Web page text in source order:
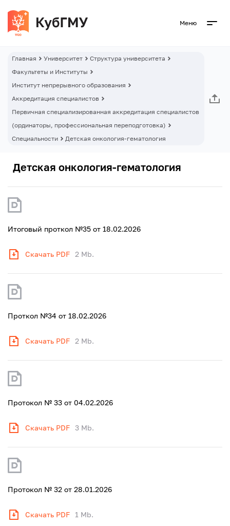
Меню
Главная Университет
Структура университета
Факультеты и Институты
Институт непрерывного образования
Аккредитация специалистов
Первичная специализированная аккредитация специалистов
(ординаторы, профессиональная переподготовка)
Специальности
Детская онкология-гематология
Детская онкология-гематология
Итоговый проткол №35 от 18.02.2026
Скачать PDF 2 Mb.
Проткол №34 от 18.02.2026
Скачать PDF 2 Mb.
Протокол № 33 от 04.02.2026
Скачать PDF 3 Mb.
Протокол № 32 от 28.01.2026
Скачать PDF 1 Mb.